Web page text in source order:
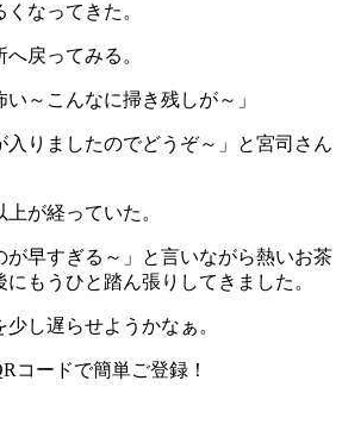
なってきた。
戻ってみる。
い～こんなに掃き残しが～」
入りましたのでどうぞ～」と宮司さん
が経っていた。
が早すぎる～」と言いながら熱いお茶
もうひと踏ん張りしてきました。
し遅らせようかなぁ。
コードで簡単ご登録！